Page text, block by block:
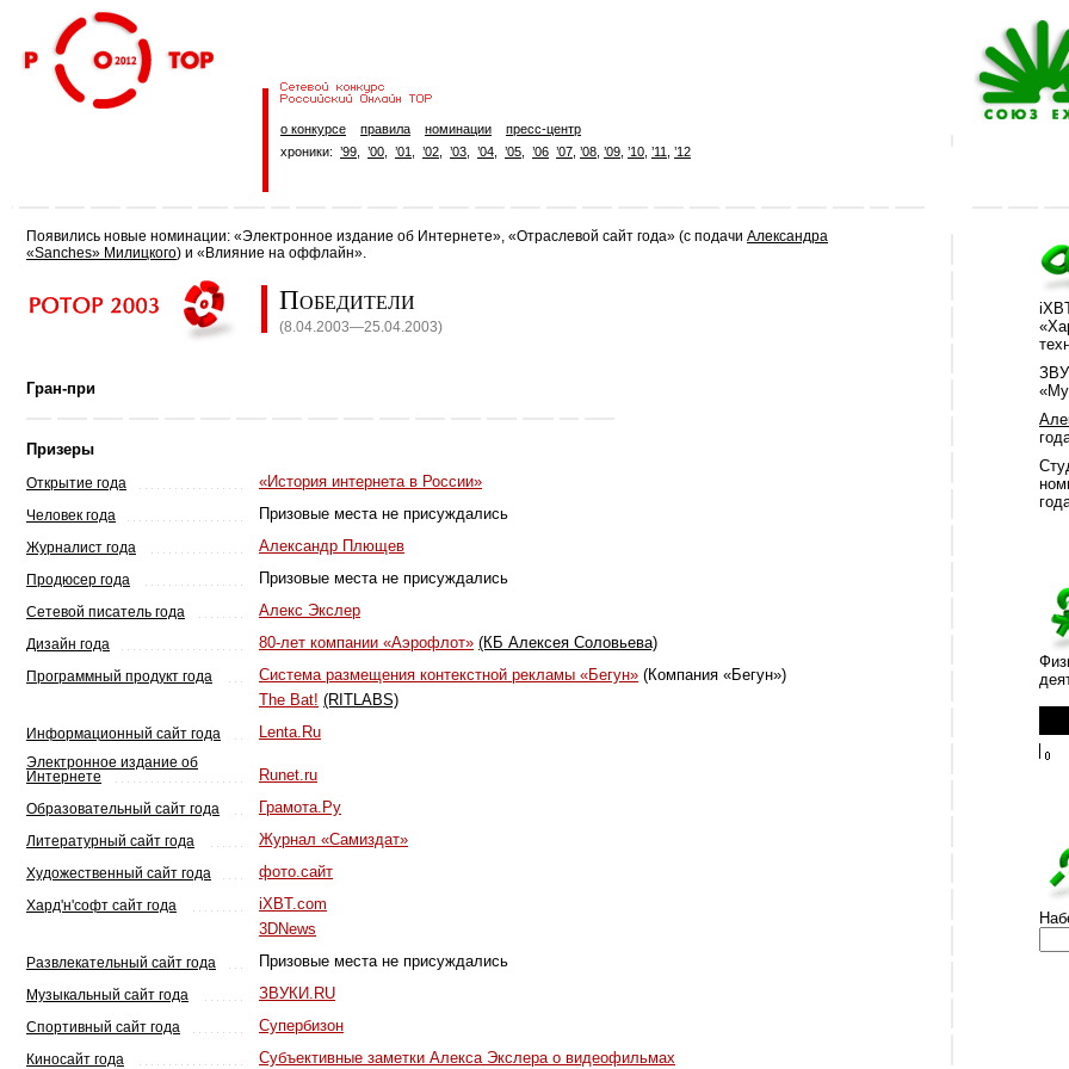
о конкурсе правила номинации
пресс-центр
хроники: ’99 ’00 ’01 ’02 ’03 ’04 ’05 ’06 ’07 ’08 ’09 ’10 ’11 ’12
Появились новые номинации: «Электронное издание об Интернете», «Отраслевой сайт года» (с подачи Александра
«Sanches» Милицкого) и «Влияние на оффлайн».
Победители
(8.04.2003—25.04.2003)
Гран-при
Призеры
Открытие года «История интернета в России»
Человек года Призовые места не присуждались
Журналист года Александр Плющев
Продюсер года Призовые места не присуждались
Сетевой писатель года Алекс Экслер
Дизайн года 80-лет компании «Аэрофлот» (КБ Алексея Соловьева)
Программный продукт года Система размещения контекстной рекламы «Бегун» (Компания «Бегун»)
The Bat! (RITLABS)
Информационный сайт года Lenta.Ru
Электронное издание об
Интернете
Runet.ru
Образовательный сайт года Грамота.Ру
Литературный сайт года Журнал «Самиздат»
Художественный сайт года фото.сайт
Хард'н'софт сайт года
iXBT.com
3DNews
Развлекательный сайт года Призовые места не присуждались
Музыкальный сайт года ЗВУКИ.RU
Спортивный сайт года Супербизон
Киносайт года Субъективные заметки Алекса Экслера о видеофильмах